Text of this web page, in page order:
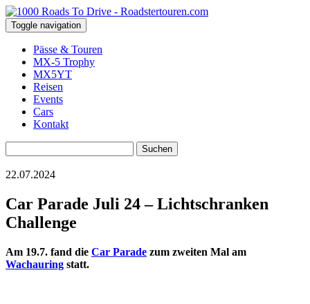
Toggle navigation
Pässe & Touren
MX-5 Trophy
MX5YT
Reisen
Events
Cars
Kontakt
nach:
22.07.2024
Car Parade Juli 24 – Lichtschranken
Challenge
Am 19.7. fand die Car Parade zum zweiten Mal am
Wachauring statt.